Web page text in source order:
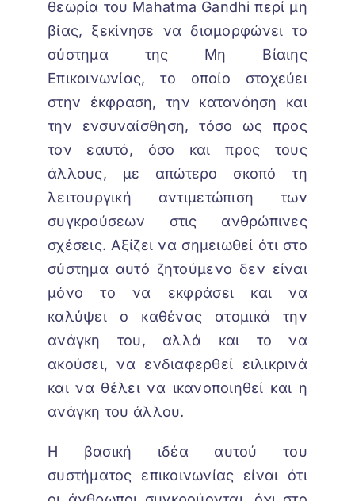
θεωρία του Mahatma Gandhi περί μη
βίας, ξεκίνησε να διαμορφώνει το
σύστημα της Μη Βίαιης
Επικοινωνίας, το οποίο στοχεύει
στην έκφραση, την κατανόηση και
την ενσυναίσθηση, τόσο ως προς
τον εαυτό, όσο και προς τους
άλλους, με απώτερο σκοπό τη
λειτουργική αντιμετώπιση των
συγκρούσεων στις ανθρώπινες
σχέσεις. Αξίζει να σημειωθεί ότι στο
σύστημα αυτό ζητούμενο δεν είναι
μόνο το να εκφράσει και να
καλύψει ο καθένας ατομικά την
ανάγκη του, αλλά και το να
ακούσει, να ενδιαφερθεί ειλικρινά
και να θέλει να ικανοποιηθεί και η
ανάγκη του άλλου.
Η βασική ιδέα αυτού του
συστήματος επικοινωνίας είναι ότι